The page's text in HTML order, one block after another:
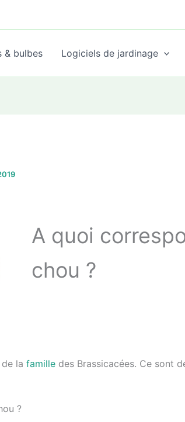
& bulbes Logiciels de jardinage
A quoi
chou ?
la famille des Brassicacées. Ce sont
?